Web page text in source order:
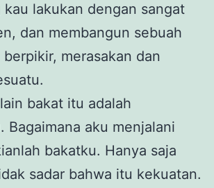
kau lakukan dengan sangat
dan membangun sebuah
merasakan dan
bakat itu adalah
Bagaimana aku menjalani
bakatku. Hanya saja
sadar bahwa itu kekuatan.